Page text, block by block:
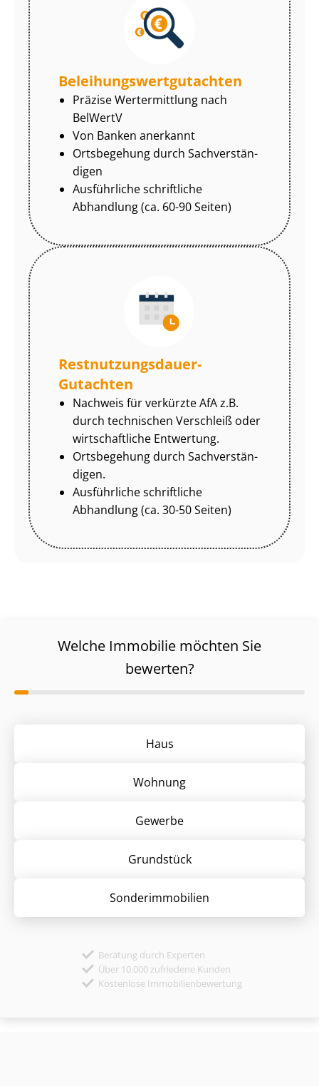
Be­lei­hungs­wert­gut­ach­ten
Präzise Wertermittlung nach
BelWertV
Von Banken anerkannt
Ortsbegehung durch Sach­ver­stän­
di­gen
Ausführliche schriftliche
Abhandlung (ca. 60-90 Seiten)
Rest­nut­zungs­dau­er-
Gutachten
Nachweis für verkürzte AfA z.B.
durch technischen Verschleiß oder
wirtschaftliche Entwertung.
Ortsbegehung durch Sach­ver­stän­
di­gen.
Ausführliche schriftliche
Abhandlung (ca. 30-50 Seiten)
Welche Immobilie möchten Sie
bewerten?
Haus
Wohnung
Gewerbe
Grund­stück
Sonder­immobilien
Beratung durch Experten
Über 10.000 zufriedene Kunden
Kostenlose Immobilienbewertung